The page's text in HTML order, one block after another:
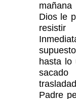
Dios le
hasta lo
Padre